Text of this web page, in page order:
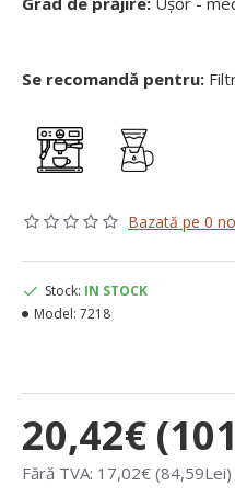
Se recomandă pentru:
Bazată pe 0
20,42€
Fără TVA: 17,02€ (84,59Lei)
Stock: IN STOCK
Model: 7218